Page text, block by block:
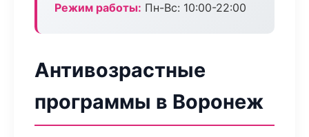
Режим работы: Пн-Вс: 10:00-22:00
Антивозрастные
программы в Воронеж